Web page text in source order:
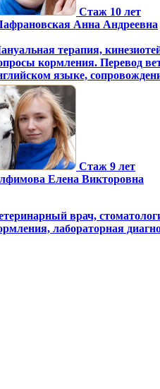
Стаж 10 лет
Анна Андреевна
терапия,
кормления. Перевод
языке,
Стаж 9 лет
Елена Викторовна
врач,
лабораторная